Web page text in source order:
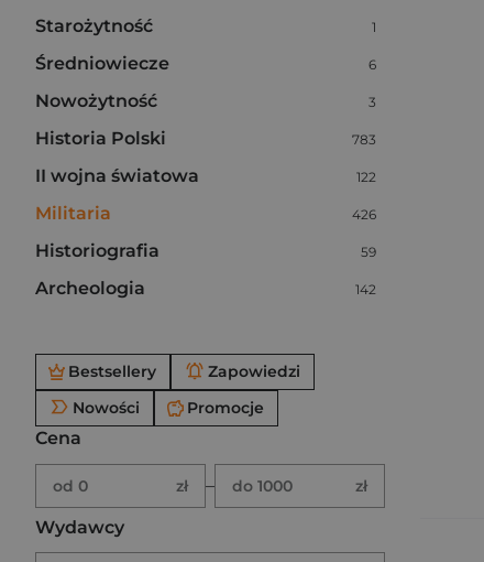
Starożytność Liczba pozycji:
1
Średniowiecze Liczba pozycji:
6
Nowożytność Liczba pozycji:
3
Historia Polski Liczba pozycji:
783
II wojna światowa Liczba pozycji:
122
Militaria Liczba pozycji:
426
Historiografia Liczba pozycji:
59
Archeologia Liczba pozycji:
142
Po użyciu produkty będą automatycznie
Bestsellery
Zapowiedzi
Nowości
Promocje
Cena
Brak ustawionego zakresu ceny.
Podaj zakres ceny w złotych.
od 0 zł – do 1000 zł
Wydawcy